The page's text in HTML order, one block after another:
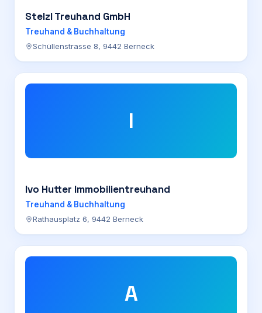
Stelzl Treuhand GmbH
Treuhand & Buchhaltung
Schüllenstrasse 8, 9442 Berneck
I
Ivo Hutter Immobilientreuhand
Treuhand & Buchhaltung
Rathausplatz 6, 9442 Berneck
A